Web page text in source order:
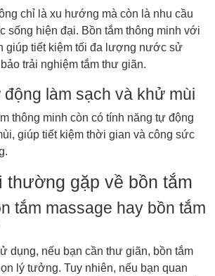
chỉ là xu hướng mà còn là nhu cầu
sống hiện đại. Bồn tắm thông minh với
giúp tiết kiệm tối đa lượng nước sử
trải nghiệm tắm thư giãn.
làm sạch và khử mùi
thông minh còn có tính năng tự động
giúp tiết kiệm thời gian và công sức
thường gặp về bồn tắm
tắm massage hay bồn tắm
dụng, nếu bạn cần thư giãn, bồn tắm
lý tưởng. Tuy nhiên, nếu bạn quan